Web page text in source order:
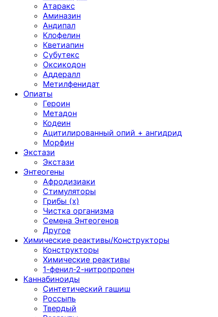
Атаракс
Аминазин
Андипал
Клофелин
Кветиапин
Субутекс
Оксикодон
Аддералл
Метилфенидат
Опиаты
Героин
Метадон
Кодеин
Ацитилированный опий + ангидрид
Морфин
Экстази
Экстази
Энтеогены
Афродизиаки
Стимуляторы
Грибы (х)
Чистка организма
Семена Энтеогенов
Другое
Химические реактивы/Конструкторы
Конструкторы
Химические реактивы
1-фенил-2-нитропропен
Каннабиноиды
Синтетический гашиш
Россыпь
Твердый